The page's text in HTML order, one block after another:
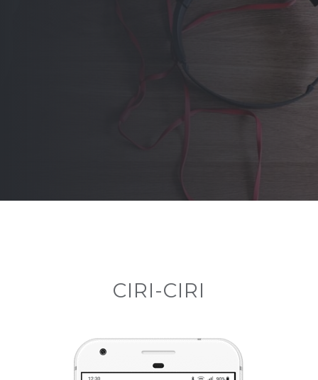
CIRI-CIRI